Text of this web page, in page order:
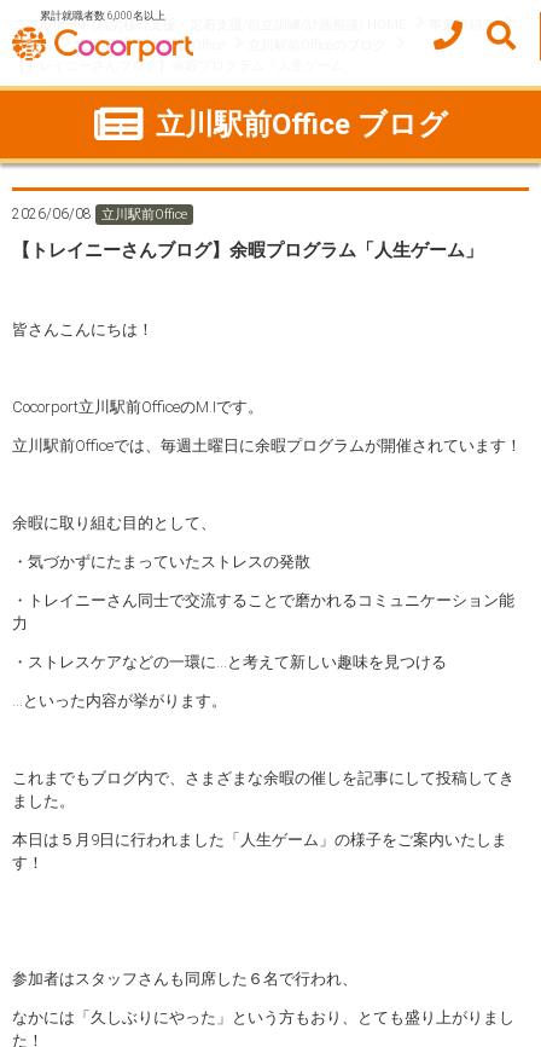
累計就職者数 6,000名以上
ココルポート(就労移行支援・定着支援/自立訓練/計画相談) HOME
事業所紹介
東京都
立川市 立川駅前Office
【トレイニーさんブログ】余暇プログラム「人生ゲーム」
立川駅前Office ブログ
2026/06/08 立川駅前Office
【トレイニーさんブログ】余暇プログラム「人生ゲーム」
皆さんこんにちは！
Cocorport立川駅前OfficeのM.Iです。
立川駅前Officeでは、毎週土曜日に余暇プログラムが開催されています！
余暇に取り組む目的として、
・気づかずにたまっていたストレスの発散
・トレイニーさん同士で交流することで磨かれるコミュニケーション能
力
・ストレスケアなどの一環に…と考えて新しい趣味を見つける
…といった内容が挙がります。
これまでもブログ内で、さまざまな余暇の催しを記事にして投稿してき
ました。
本日は５月9日に行われました「人生ゲーム」の様子をご案内いたしま
す！
参加者はスタッフさんも同席した６名で行われ、
なかには「久しぶりにやった」という方もおり、とても盛り上がりまし
た！